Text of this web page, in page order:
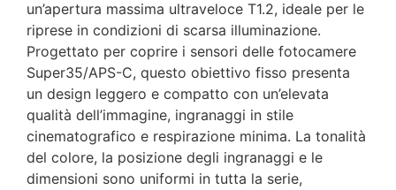
un’apertura massima ultraveloce T1.2, ideale per le
riprese in condizioni di scarsa illuminazione.
Progettato per coprire i sensori delle fotocamere
Super35/APS-C, questo obiettivo fisso presenta
un design leggero e compatto con un’elevata
qualità dell’immagine, ingranaggi in stile
cinematografico e respirazione minima. La tonalità
del colore, la posizione degli ingranaggi e le
dimensioni sono uniformi in tutta la serie,